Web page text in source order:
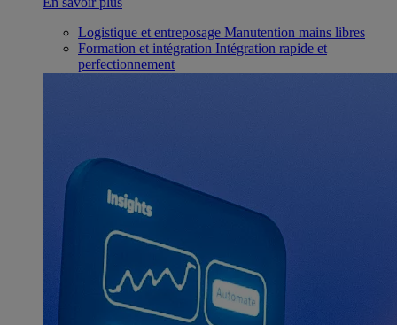
Logistique et entreposage Manutention mains libres
Formation et intégration Intégration rapide et
perfectionnement